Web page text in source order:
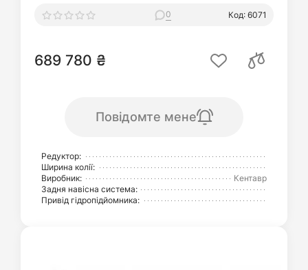
0 Код: 6071
689 780 ₴
Повідомте мене
Редуктор:
Ширина колії:
Виробник:
Кентавр
Задня навісна система:
Привід гідропідйомника: